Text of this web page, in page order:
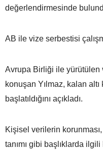
değerlendirmesinde
AB ile vize serbestisi
Avrupa Birliği ile
konuşan Yılmaz, kalan
başlatıldığını açıkladı.
Kişisel verilerin
tanımı gibi başlıklarda